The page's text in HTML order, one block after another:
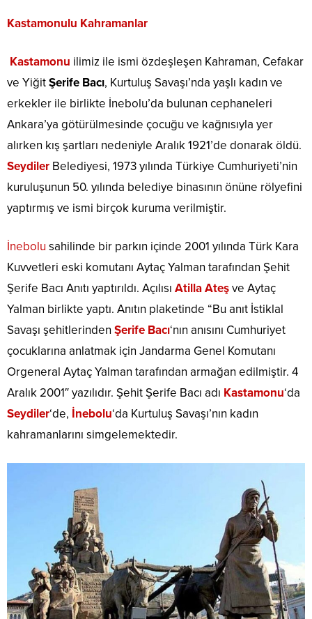
Kastamonulu Kahramanlar
Kastamonu ilimiz ile ismi özdeşleşen Kahraman, Cefakar
ve YiğitŞerife Bacı, Kurtuluş Savaşı’nda yaşlı kadın ve
erkekler ile birlikte İnebolu’da bulunan cephaneleri
Ankara’ya götürülmesinde çocuğu ve kağnısıyla yer
alırken kış şartları nedeniyle Aralık 1921’de donarak öldü.
Seydiler Belediyesi, 1973 yılında Türkiye Cumhuriyeti’nin
kuruluşunun 50. yılında belediye binasının önüne rölyefini
yaptırmış ve ismi birçok kuruma verilmiştir.
İnebolu sahilinde bir parkın içinde 2001 yılında Türk Kara
Kuvvetleri eski komutanı Aytaç Yalman tarafından Şehit
Şerife Bacı Anıtı yaptırıldı. Açılısı Atilla Ateşve Aytaç
Yalman birlikte yaptı. Anıtın plaketinde “Bu anıt İstiklal
Savaşı şehitlerinden Şerife Bacı‘nın anısını Cumhuriyet
çocuklarına anlatmak için Jandarma Genel Komutanı
Orgeneral Aytaç Yalman tarafından armağan edilmiştir. 4
Aralık 2001″ yazılıdır. Şehit Şerife Bacı adı Kastamonu‘da
Seydiler‘de, İnebolu‘da Kurtuluş Savaşı’nın kadın
kahramanlarını simgelemektedir.